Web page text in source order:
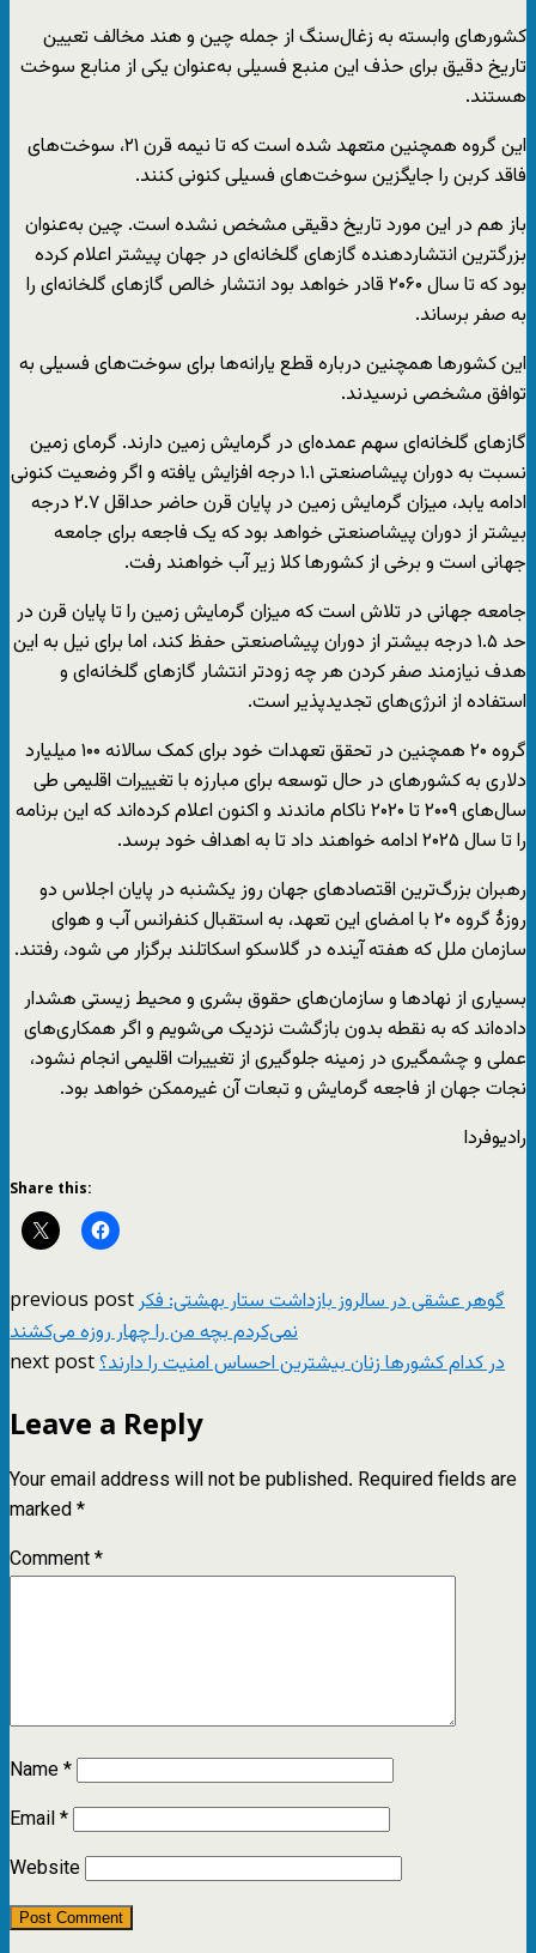
کشورهای وابسته به زغال‌سنگ از جمله چین و هند مخالف تعیین
تاریخ دقیق برای حذف این منبع فسیلی به‌عنوان یکی از منابع سوخت
هستند.
این گروه همچنین متعهد شده است که تا نیمه قرن ۲۱، سوخت‌های
فاقد کربن را جایگزین سوخت‌های فسیلی کنونی کنند.
باز هم در این مورد تاریخ دقیقی مشخص نشده است. چین به‌عنوان
بزرگترین انتشاردهنده گازهای گلخانه‌ای در جهان پیشتر اعلام کرده
بود که تا سال ۲۰۶۰ قادر خواهد بود انتشار خالص گازهای گلخانه‌ای را
به صفر برساند.
این کشورها همچنین درباره قطع یارانه‌ها برای سوخت‌های فسیلی به
توافق مشخصی نرسیدند.
گازهای گلخانه‌ای سهم عمده‌ای در گرمایش زمین دارند. گرمای زمین
نسبت به دوران پیشاصنعتی ۱.۱ درجه افزایش یافته و اگر وضعیت کنونی
ادامه یابد، میزان گرمایش زمین در پایان قرن حاضر حداقل ۲.۷ درجه
بیشتر از دوران پیشاصنعتی خواهد بود که یک فاجعه برای جامعه
جهانی است و برخی از کشورها کلا زیر آب خواهند رفت.
جامعه جهانی در تلاش است که میزان گرمایش زمین را تا پایان قرن در
حد ۱.۵ درجه بیشتر از دوران پیشاصنعتی حفظ کند، اما برای نیل به این
هدف نیازمند صفر کردن هر چه زودتر انتشار گازهای گلخانه‌ای و
استفاده از انرژی‌های تجدیدپذیر است.
گروه ۲۰ همچنین در تحقق تعهدات خود برای کمک سالانه ۱۰۰ میلیارد
دلاری به کشورهای در حال توسعه برای مبارزه با تغییرات اقلیمی طی
سال‌های ۲۰۰۹ تا ۲۰۲۰ ناکام ماندند و اکنون اعلام کرده‌اند که این برنامه
را تا سال ۲۰۲۵ ادامه خواهند داد تا به اهداف خود برسد.
رهبران بزرگ‌ترین اقتصادهای جهان روز یکشنبه در پایان اجلاس دو
روزۀ گروه ۲۰ با امضای این تعهد، به استقبال کنفرانس آب و هوای
سازمان ملل که هفته آینده در گلاسکو اسکاتلند برگزار می شود، رفتند.
بسیاری از نهادها و سازمان‌های حقوق بشری و محیط زیستی هشدار
داده‌اند که به نقطه بدون بازگشت نزدیک می‌شویم و اگر همکاری‌های
عملی و چشمگیری در زمینه جلوگیری از تغییرات اقلیمی انجام نشود،
نجات جهان از فاجعه گرمایش و تبعات آن غیرممکن خواهد بود.
رادیوفردا
Share this:
previous postگوهر عشقی در سالروز بازداشت ستار بهشتی: فکر
نمی‌کردم بچه من را چهار روزه می‌کشند
next postدر کدام کشورها زنان بیشترین احساس امنیت را دارند؟
Leave a Reply
Your email address will not be published. Required fields are
marked*
Comment*
Name*
Email*
Website